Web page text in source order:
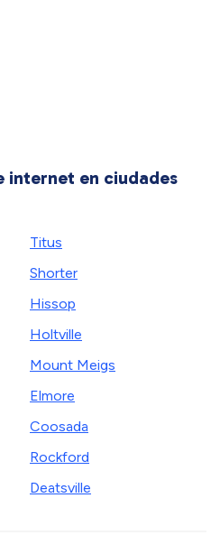
internet en ciudades
Titus
Shorter
Hissop
Holtville
Mount Meigs
Elmore
Coosada
Rockford
Deatsville